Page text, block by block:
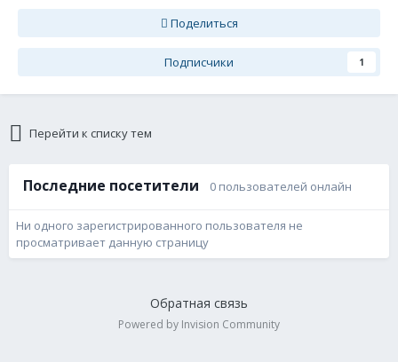
Поделиться
Подписчики 1
Перейти к списку тем
Последние посетители 0 пользователей онлайн
Ни одного зарегистрированного пользователя не
просматривает данную страницу
Обратная связь
Powered by Invision Community